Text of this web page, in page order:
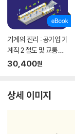
기계의 진리 : 공기업 기
계직 2 철도 및 교통공
사편
30,400원
상세 이미지